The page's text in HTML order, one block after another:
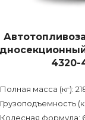
4320-
Полная масса (кг):
Грузоподъемность
Колесная формула: